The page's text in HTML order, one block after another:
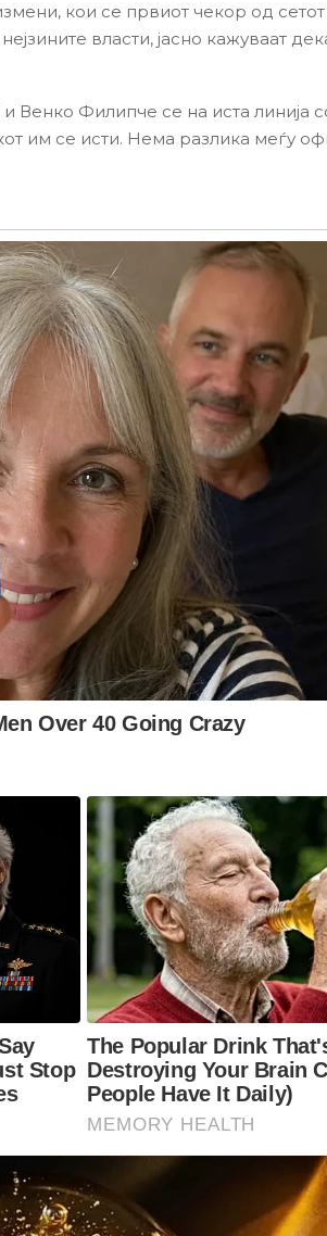
кои се првиот чекор од
власти, јасно кажуваат
Филипче се на иста линија
им се исти. Нема разлика меѓу